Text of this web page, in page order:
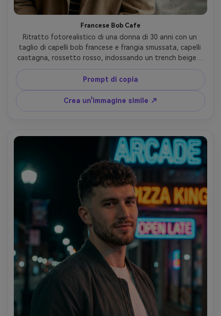
Francese Bob Cafe
Ritratto fotorealistico di una donna di 30 anni con un
taglio di capelli bob francese e frangia smussata, capelli
castagna, rossetto rosso, indossando un trench beige e
top a righe, seduta accanto alla finestra di un bar con
gocce di pioggia, morbida luce della finestra nuvolosa,
Sony A7IV, 50mm f/1.2, angolo di tre quarti, primo piano
medio, accogliente umore cinematografico, pori realistici
e peli volanti, ombre naturali, alta risoluzione, grana di film
Prompt di copia
Crea un'immagine simile ↗